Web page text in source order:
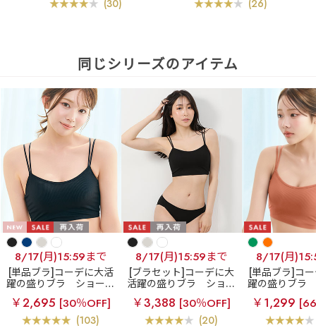
(30) (26)
同じシリーズのアイテム
8/17(月)15:59まで
[単品ブラ]コーデに大活
躍の盛りブラ
ショート
レングス ブラトップ 超
盛ブラ(R) 単品ブラジャ
ー
￥2,695 [30％OFF]
(103)
8/17(月)15:59まで
[ブラセット]コーデに大
活躍の盛りブラ
ショー
トレングス ブラトップ
超盛ブラ(R) ブラジャー&
ショーツ
￥3,388 [30％OFF]
(20)
8/17(月
[単品ブラ]コ
躍の盛りブラ
レングス ブ
盛ブラ(R) 単
ー
￥1,299